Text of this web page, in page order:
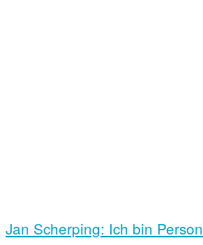
Jan Scherping: Ich bin